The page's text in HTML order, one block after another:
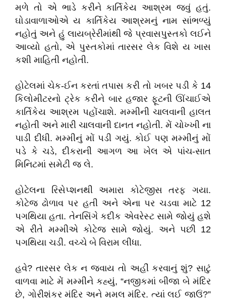
મળે તો એ ભાડે કરીને કાર્તિકેય આશ્રમ જવું હતું.
ઘોડાવાળાઓએ ય કાર્તિકેય આશ્રમનું નામ સાંભળ્યું
નહોતું અને હું લાયબ્રેરીમાંથી જે પ્રવાસપુસ્તકો લઈને
આવ્યો હતો, એ પુસ્તકોમાં તારસર લેક વિશે ય ખાસ
કશી માહિતી નહોતી.
હોટેલમાં ચેક-ઈન કરતાં તપાસ કરી તો ખબર પડી કે 14
કિલોમીટરનો ટ્રેક કરીને બાર હજાર ફૂટની ઊંચાઈએ
કાર્તિકેય આશ્રમ પહોંચાશે. મમ્મીની ચાલવાની હાલત
નહોતી અને મારી ચાલવાની દાનત નહોતી. મેં ચોખ્ખી ના
પાડી દીધી. મમ્મીનું મોં પડી ગયું. કોઈ પણ મમ્મીનું મોં
પડે કે ચડે, દીકરાની આગળ આ ખેલ એ પાંચ-સાત
મિનિટમાં સમેટી જ લે.
હોટેલના રિસેપ્શનથી અમારા કોટેજીસ તરફ ગયા.
કોટેજ ઢોળાવ પર હતી અને એના પર ચડવા માટે 12
પગથિયા હતા. તેનસિંગે કદીક એવરેસ્ટ સામે જોયું હશે
એ રીતે મમ્મીએ કોટેજ સામે જોયું. અને પછી 12
પગથિયા ચડી. વચ્ચે બે વિરામ લીધા.
હવે? તારસર લેક ન જવાય તો અહીં કરવાનું શું? સાટું
વાળવા માટે મેં મમ્મીને કહ્યું, “નજીકમાં બીજા બે મંદિર
છે, ગોરીશંકર મંદિર અને મમલ મંદિર. ત્યાં લઈ જાઉં?”